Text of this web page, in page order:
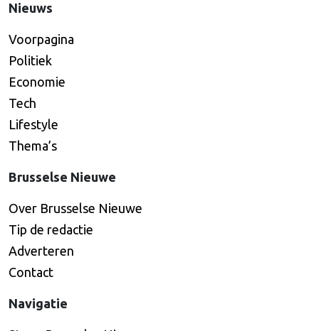
Nieuws
Voorpagina
Politiek
Economie
Tech
Lifestyle
Thema’s
Brusselse Nieuwe
Over Brusselse Nieuwe
Tip de redactie
Adverteren
Contact
Navigatie